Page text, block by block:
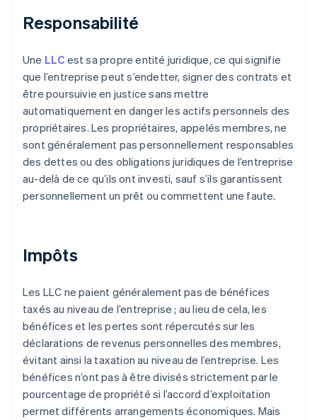
Responsabilité
Une LLC est sa propre entité juridique, ce qui signifie
que l’entreprise peut s’endetter, signer des contrats et
être poursuivie en justice sans mettre
automatiquement en danger les actifs personnels des
propriétaires. Les propriétaires, appelés membres, ne
sont généralement pas personnellement responsables
des dettes ou des obligations juridiques de l’entreprise
au-delà de ce qu’ils ont investi, sauf s’ils garantissent
personnellement un prêt ou commettent une faute.
Impôts
Les LLC ne paient généralement pas de bénéfices
taxés au niveau de l’entreprise ; au lieu de cela, les
bénéfices et les pertes sont répercutés sur les
déclarations de revenus personnelles des membres,
évitant ainsi la taxation au niveau de l’entreprise. Les
bénéfices n’ont pas à être divisés strictement par le
pourcentage de propriété si l’accord d’exploitation
permet différents arrangements économiques. Mais